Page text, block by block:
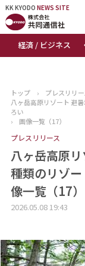
KK KYODO NEWS SITE
経済 / ビジネス
KK KYODONEWS SITE
トップページ
ニュース
おすすめコンテ
出版物
会社概要
トップ › プレスリリー
八ヶ岳高原リゾート 避
ろい
›
画像一覧（17）
プレスリリース
八ヶ岳高原
種類のリゾ
像一覧（17）
2026.05.08 19:43